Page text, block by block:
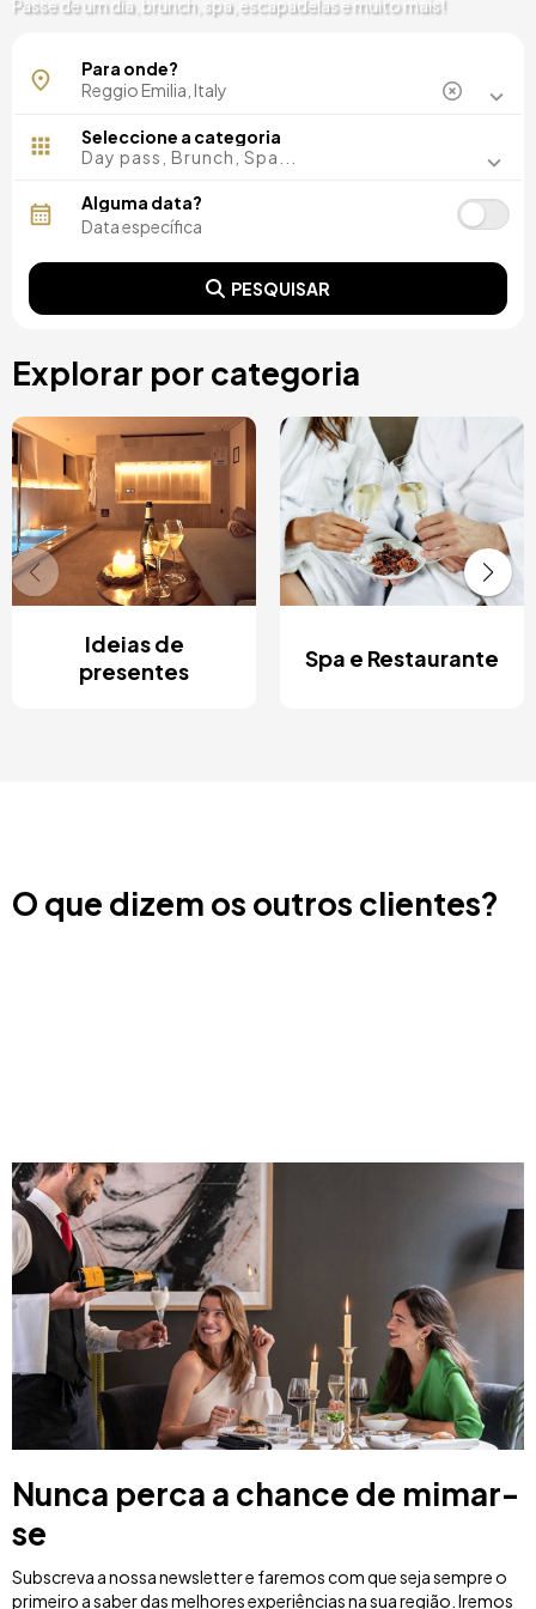
Passe de um dia, brunch, spa, escapadelas e muito mais!
CorreggioPara onde?
Seleccione a categoria
Day pass, Brunch, Spa...
Alguma data?
PESQUISAR
Explorar por categoria
Ideias de
presentes
Spa e Restaurante
O que dizem os outros clientes?
Nunca perca a chance de mimar-
se
Subscreva a nossa newsletter e faremos com que seja sempre o
primeiro a saber das melhores experiências na sua região. Iremos